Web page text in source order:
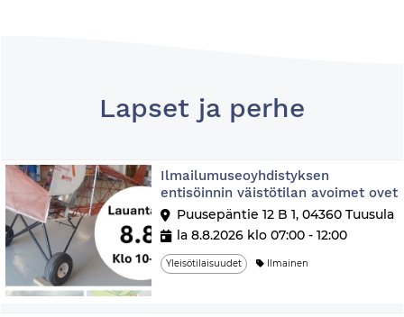
Lapset ja perhe
Ilmailumuseoyhdistyksen
entisöinnin väistötilan avoimet ovet
Puusepäntie 12 B 1, 04360 Tuusula
la 8.8.2026 klo 07:00 - 12:00
Yleisötilaisuudet Ilmainen